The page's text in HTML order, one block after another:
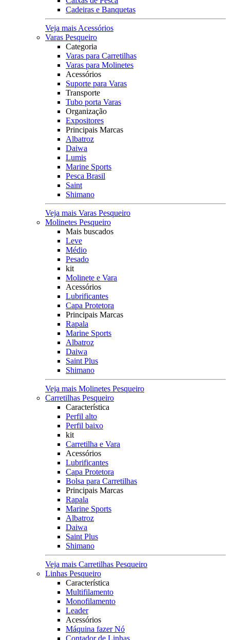
Cadeiras e Banquetas
Veja mais Acessórios
Varas Pesqueiro
Categoria
Varas para Carretilhas
Varas para Molinetes
Acessórios
Suporte para Varas
Transporte
Tubo porta Varas
Organização
Expositores
Principais Marcas
Albatroz
Daiwa
Lumis
Marine Sports
Pesca Brasil
Saint
Shimano
Veja mais Varas Pesqueiro
Molinetes Pesqueiro
Mais buscados
Leve
Médio
Pesado
kit
Molinete e Vara
Acessórios
Lubrificantes
Capa Protetora
Principais Marcas
Rapala
Marine Sports
Albatroz
Daiwa
Saint Plus
Shimano
Veja mais Molinetes Pesqueiro
Carretilhas Pesqueiro
Característica
Perfil alto
Perfil baixo
kit
Carretilha e Vara
Acessórios
Lubrificantes
Capa Protetora
Bolsa para Carretilhas
Principais Marcas
Rapala
Marine Sports
Albatroz
Daiwa
Saint Plus
Shimano
Veja mais Carretilhas Pesqueiro
Linhas Pesqueiro
Característica
Multifilamento
Monofilamento
Leader
Acessórios
Máquina fazer Nó
Contador de Linhas